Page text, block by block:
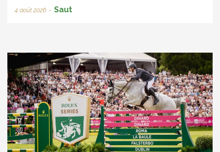
4 août 2026 • Saut